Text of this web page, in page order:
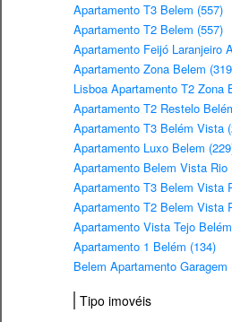
Apartamento T3 Belem (557)
Apartamento T2 Belem (557)
Apartamento Feijó Laranjeiro
Apartamento Zona Belem
Lisboa Apartamento T2 Zona
Apartamento T2 Restelo
Apartamento T3 Belém Vista
Apartamento Luxo Belem
Apartamento Belem Vista Rio
Apartamento T3 Belem Vista
Apartamento T2 Belem Vista
Apartamento Vista Tejo
Apartamento 1 Belém (134)
Belem Apartamento Garagem
Tipo imovéis